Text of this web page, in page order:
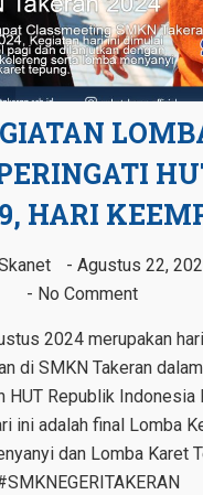
HARI
Agustus 22,
No Comment
2024 merupakan
di SMKN Takeran
HUT Republik Indonesia
ini adalah final Lomba
dan Lomba Karet